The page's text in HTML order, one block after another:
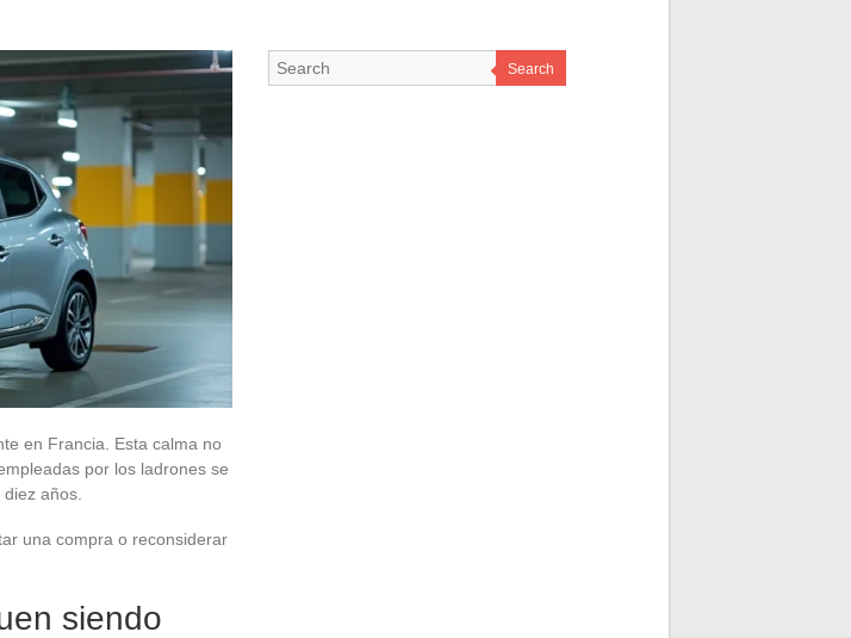
en Francia. Esta calma no
por los ladrones se
años.
una compra o reconsiderar
siendo
Search